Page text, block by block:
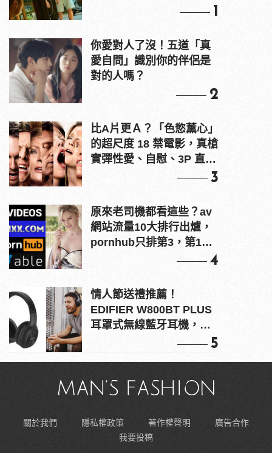
1
你愛對人了沒！五道「真
愛自問」識別你的伴侶是
對的人嗎？
2
比A片更Ａ？「色慾薰心」
的超尺度 18 禁電影，真槍
實彈性愛、自慰、3P 直接
3
原來老司機都看這些？av
網站流量10大排行出爐，
pornhub只排第3，第1名
4
情人節送禮推薦！
EDIFIER W800BT PLUS
耳罩式無線藍牙耳機，在
5
關於我們 隱私權政策 著作權聲明
廣告合作
我要投稿